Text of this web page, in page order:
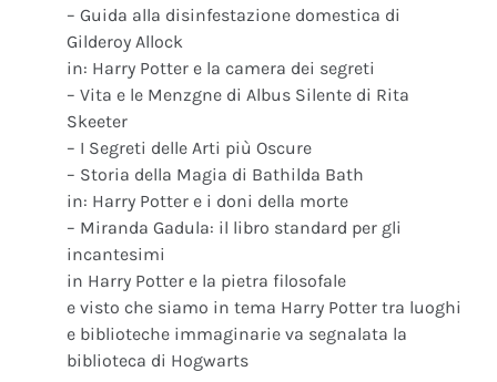
– Guida alla disinfestazione domestica di
Gilderoy Allock
in: Harry Potter e la camera dei segreti
– Vita e le Menzgne di Albus Silente di Rita
Skeeter
– I Segreti delle Arti più Oscure
– Storia della Magia di Bathilda Bath
in: Harry Potter e i doni della morte
– Miranda Gadula: il libro standard per gli
incantesimi
in Harry Potter e la pietra filosofale
e visto che siamo in tema Harry Potter tra luoghi
e biblioteche immaginarie va segnalata la
biblioteca di Hogwarts